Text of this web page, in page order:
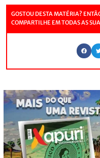
GOSTOU DESTA MATÉRIA?
COMPARTILHE EM TODAS AS